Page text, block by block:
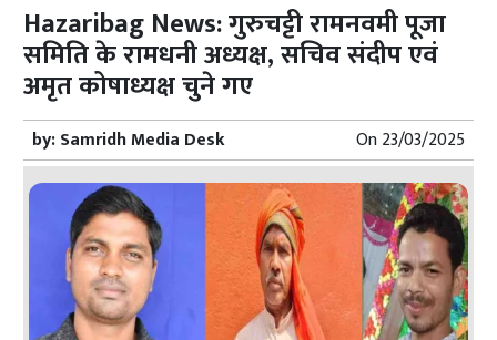
Hazaribag News: गुरुचट्टी रामनवमी पूजा
समिति के रामधनी अध्यक्ष, सचिव संदीप एवं
अमृत कोषाध्यक्ष चुने गए
by:Samridh Media Desk On23/03/2025